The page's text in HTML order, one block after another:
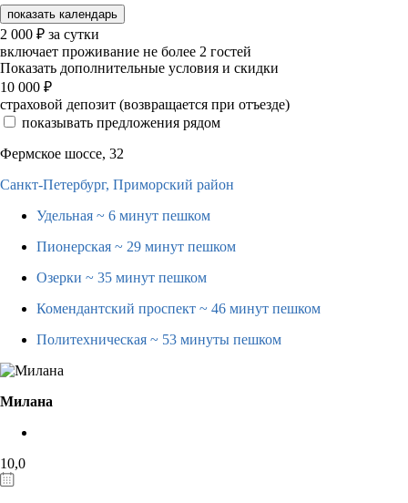
показать календарь
2 000 ₽ за сутки
включает проживание не более 2 гостей
Показать дополнительные условия и скидки
10 000 ₽
страховой депозит (возвращается при отъезде)
показывать предложения рядом
Фермское шоссе, 32
Санкт-Петербург, Приморский район
Удельная ~ 6 минут пешком
Пионерская ~ 29 минут пешком
Озерки ~ 35 минут пешком
Комендантский проспект ~ 46 минут пешком
Политехническая ~ 53 минуты пешком
Милана
10,0